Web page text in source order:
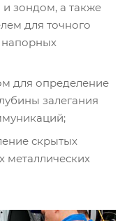
и зондом, а также
для точного
напорных
для определение
залегания
скрытых
металлических